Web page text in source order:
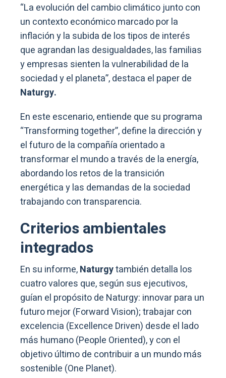
“La evolución del cambio climático junto con
un contexto económico marcado por la
inflación y la subida de los tipos de interés
que agrandan las desigualdades, las familias
y empresas sienten la vulnerabilidad de la
sociedad y el planeta”, destaca el paper de
Naturgy.
En este escenario, entiende que su programa
“Transforming together”, define la dirección y
el futuro de la compañía orientado a
transformar el mundo a través de la energía,
abordando los retos de la transición
energética y las demandas de la sociedad
trabajando con transparencia.
Criterios ambientales
integrados
En su informe,Naturgytambién detalla los
cuatro valores que, según sus ejecutivos,
guían el propósito de Naturgy: innovar para un
futuro mejor (Forward Vision); trabajar con
excelencia (Excellence Driven) desde el lado
más humano (People Oriented), y con el
objetivo último de contribuir a un mundo más
sostenible (One Planet).